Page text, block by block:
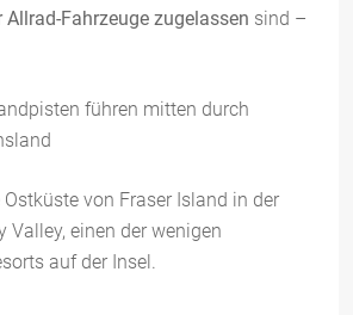
Allrad-Fahrzeuge zugelassen sind –
von Fraser Island in der
Valley, einen der wenigen
auf der Insel.